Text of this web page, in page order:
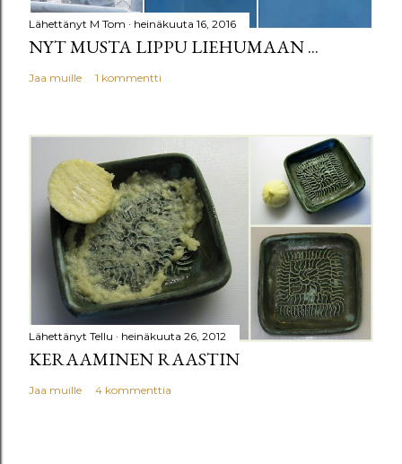
Lähettänyt M Tom heinäkuuta 16, 2016
NYT MUSTA LIPPU LIEHUMAAN ...
Jaa muille 1 kommentti
Lähettänyt Tellu heinäkuuta 26, 2012
KERAAMINEN RAASTIN
Jaa muille 4 kommenttia